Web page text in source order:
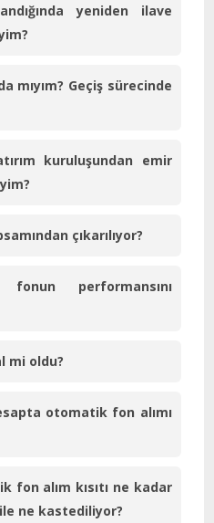
yeniden ilave
mıyım? Geçiş sürecinde
kuruluşundan emir
çıkarılıyor?
fonun performansını
mi oldu?
otomatik fon alımı
alım kısıtı ne kadar
ne kastediliyor?